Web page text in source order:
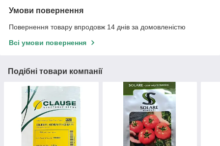
Умови повернення
Повернення товару впродовж 14 днів за домовленістю
Всі умови повернення
Подібні товари компанії